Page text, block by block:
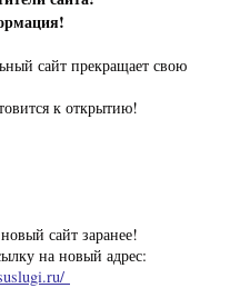
сайт прекращает свою
к открытию!
сайт заранее!
на новый адрес: